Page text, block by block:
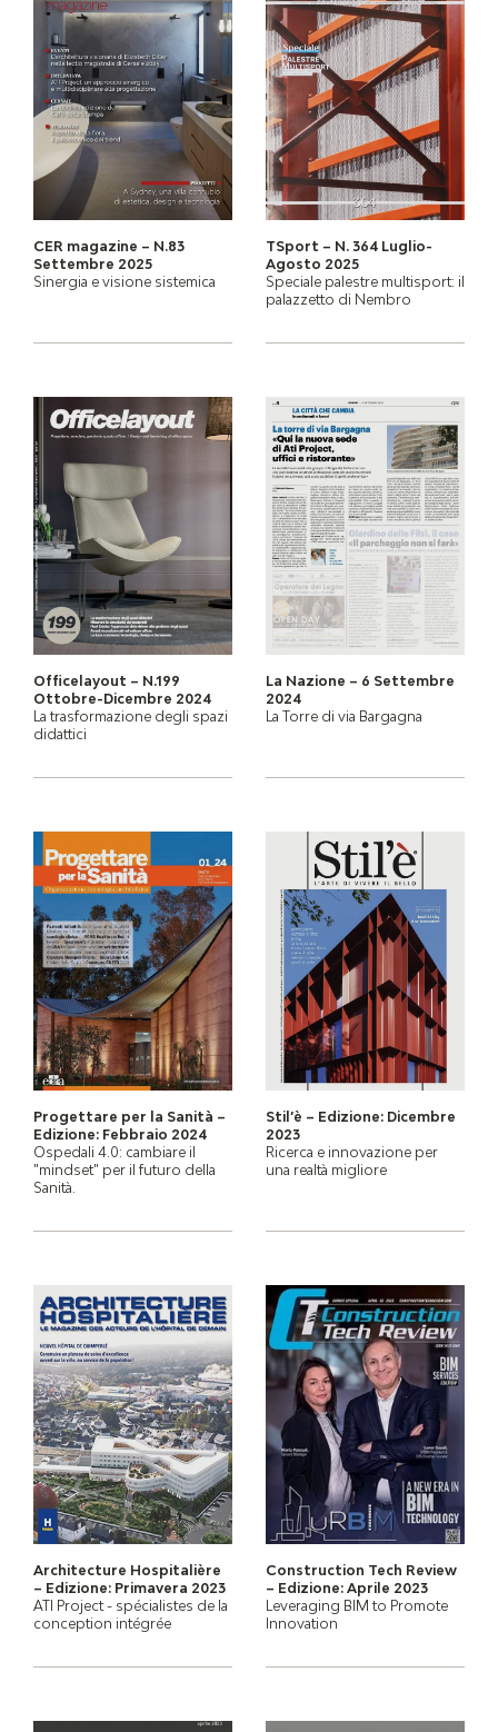
CER magazine – N.83
Settembre 2025
Sinergia e visione sistemica
TSport – N. 364 Luglio-
Agosto 2025
Speciale palestre multisport: il
palazzetto di Nembro
Officelayout – N.199
Ottobre-Dicembre 2024
La trasformazione degli spazi
didattici
La Nazione – 6 Settembre
2024
La Torre di via Bargagna
Progettare per la Sanità –
Edizione: Febbraio 2024
Ospedali 4.0: cambiare il
"mindset" per il futuro della
Sanità.
Stil’è – Edizione: Dicembre
2023
Ricerca e innovazione per
una realtà migliore
Architecture Hospitalière
– Edizione: Primavera 2023
ATI Project - spécialistes de la
conception intégrée
Construction Tech Review
– Edizione: Aprile 2023
Leveraging BIM to Promote
Innovation